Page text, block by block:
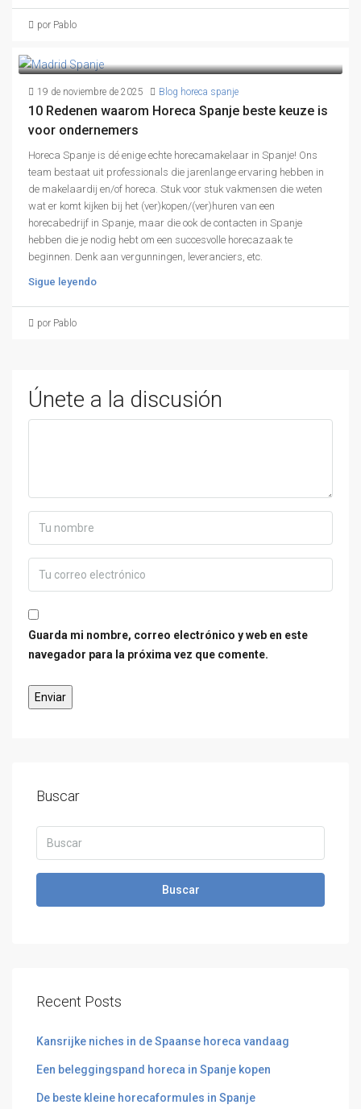
por Pablo
19 de noviembre de 2025 Blog horeca spanje
10 Redenen waarom Horeca Spanje beste keuze is
voor ondernemers
Horeca Spanje is dé enige echte horecamakelaar in Spanje! Ons
team bestaat uit professionals die jarenlange ervaring hebben in
de makelaardij en/of horeca. Stuk voor stuk vakmensen die weten
wat er komt kijken bij het (ver)kopen/(ver)huren van een
horecabedrijf in Spanje, maar die ook de contacten in Spanje
hebben die je nodig hebt om een succesvolle horecazaak te
beginnen. Denk aan vergunningen, leveranciers, etc.
Sigue leyendo
por Pablo
Únete a la discusión
Guarda mi nombre, correo electrónico y web en este
navegador para la próxima vez que comente.
Buscar
Buscar
Recent Posts
Kansrijke niches in de Spaanse horeca vandaag
Een beleggingspand horeca in Spanje kopen
De beste kleine horecaformules in Spanje